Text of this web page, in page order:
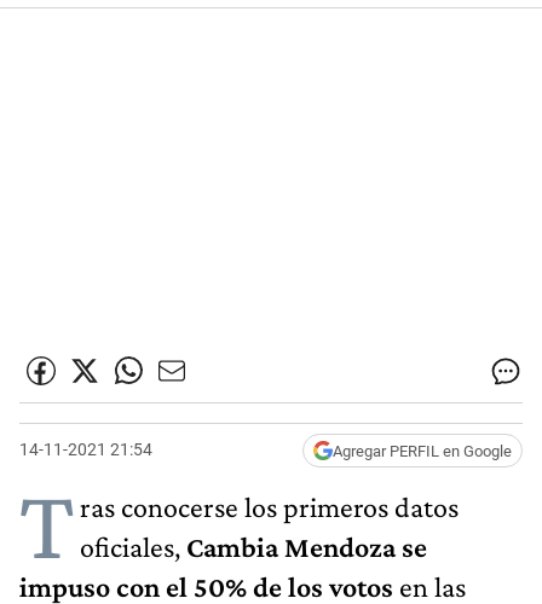
14-11-2021 21:54 Agregar PERFIL en Google
Tras conocerse los primeros datos
oficiales, Cambia Mendoza se
impuso con el 50% de los votos en las